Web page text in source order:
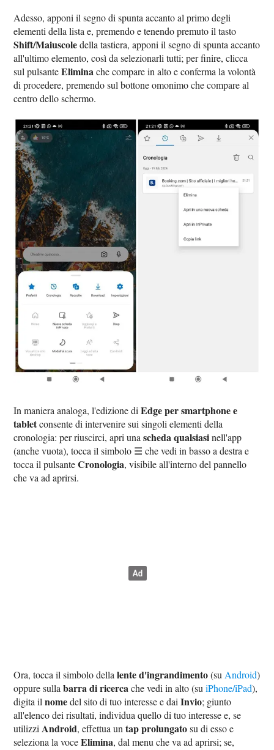
Adesso, apponi il segno di spunta accanto al primo degli
elementi della lista e, premendo e tenendo premuto il tasto
Shift/Maiuscoledella tastiera, apponi il segno di spunta accanto
all'ultimo elemento, così da selezionarli tutti; per finire, clicca
sul pulsanteEliminache compare in alto e conferma la volontà
di procedere, premendo sul bottone omonimo che compare al
centro dello schermo.
In maniera analoga, l'edizione diEdge per smartphone e
tabletconsente di intervenire sui singoli elementi della
cronologia: per riuscirci, apri unascheda qualsiasinell'app
(anche vuota), tocca il simbolo ☰ che vedi in basso a destra e
tocca il pulsanteCronologia, visibile all'interno del pannello
che va ad aprirsi.
Ora, tocca il simbolo dellalente d'ingrandimento(su Android)
oppure sullabarra di ricercache vedi in alto (suiPhone/iPad),
digita ilnomedel sito di tuo interesse e daiInvio; giunto
all'elenco dei risultati, individua quello di tuo interesse e, se
utilizzi Android, effettua untap prolungatosu di esso e
seleziona la voceElimina, dal menu che va ad aprirsi; se,